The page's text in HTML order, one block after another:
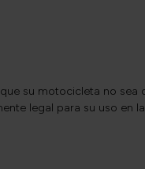
su motocicleta no sea
legal para su uso en